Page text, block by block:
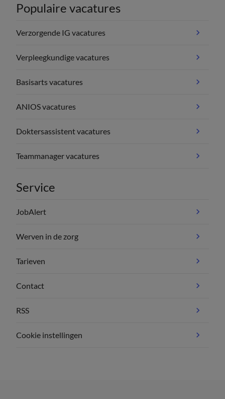
Populaire vacatures
Verzorgende IG vacatures
Verpleegkundige vacatures
Basisarts vacatures
ANIOS vacatures
Doktersassistent vacatures
Teammanager vacatures
Service
JobAlert
Werven in de zorg
Tarieven
Contact
RSS
Cookie instellingen